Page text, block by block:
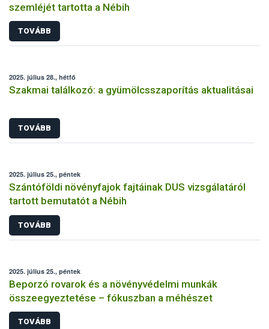
szemléjét tartotta a Nébih
TOVÁBB
2025. július 28., hétfő
Szakmai találkozó: a gyümölcsszaporítás aktualitásai
TOVÁBB
2025. július 25., péntek
Szántóföldi növényfajok fajtáinak DUS vizsgálatáról
tartott bemutatót a Nébih
TOVÁBB
2025. július 25., péntek
Beporzó rovarok és a növényvédelmi munkák
összeegyeztetése – fókuszban a méhészet
TOVÁBB